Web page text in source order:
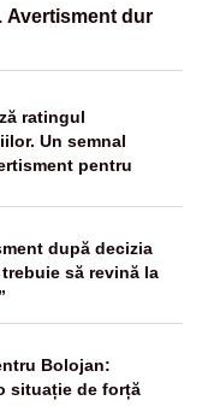
Avertisment dur
ratingul
Un semnal
pentru
după decizia
trebuie să revină la
Bolojan:
situație de forță